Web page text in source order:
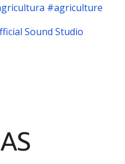
#agriculture
Sound Studio